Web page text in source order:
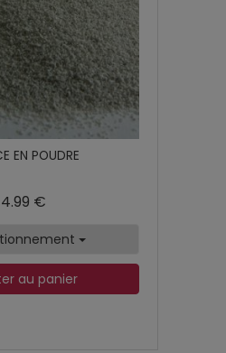
EN POUDRE
4.99 €
au panier